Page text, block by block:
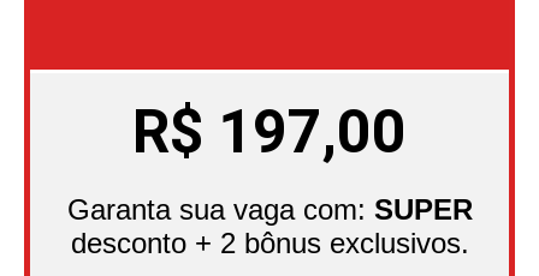
R$ 197,00
Garanta sua vaga com: SUPER
desconto + 2 bônus exclusivos.